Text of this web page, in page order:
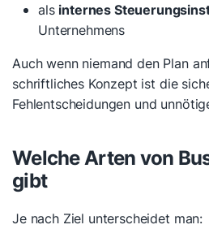
als internes
Unternehmens
Auch wenn niemand den Plan
schriftliches Konzept ist die
Fehlentscheidungen und
Welche Arten von
gibt
Je nach Ziel unterscheidet man: